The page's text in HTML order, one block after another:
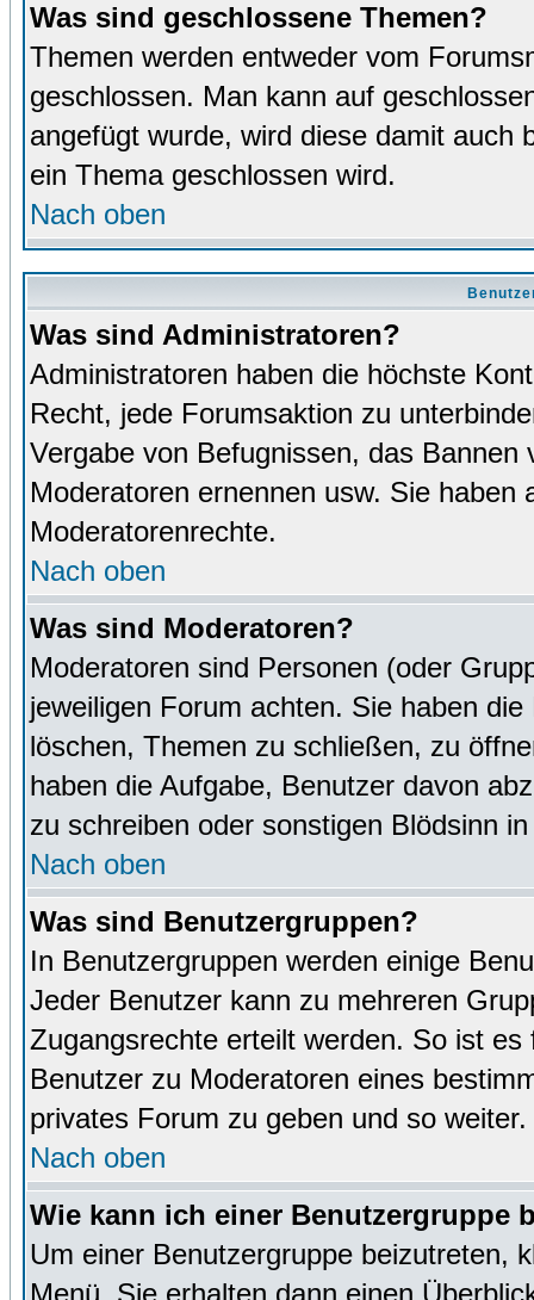
Was sind geschlossene Themen?
Themen werden entweder vom
geschlossen. Man kann auf
angefügt wurde, wird diese damit auch
ein Thema geschlossen wird.
Nach oben
Was sind Administratoren?
Administratoren haben die höchste
Recht, jede Forumsaktion zu
Vergabe von Befugnissen, das
Moderatoren ernennen usw. Sie
Moderatorenrechte.
Nach oben
Was sind Moderatoren?
Moderatoren sind Personen (oder
jeweiligen Forum achten. Sie haben
löschen, Themen zu schließen, zu
haben die Aufgabe, Benutzer davon
zu schreiben oder sonstigen Blödsinn
Nach oben
Was sind Benutzergruppen?
In Benutzergruppen werden einige
Jeder Benutzer kann zu mehreren
Zugangsrechte erteilt werden. So ist
Benutzer zu Moderatoren eines
privates Forum zu geben und so weiter.
Nach oben
Wie kann ich einer Benutzergruppe
Um einer Benutzergruppe beizutreten,
Menü. Sie erhalten dann einen